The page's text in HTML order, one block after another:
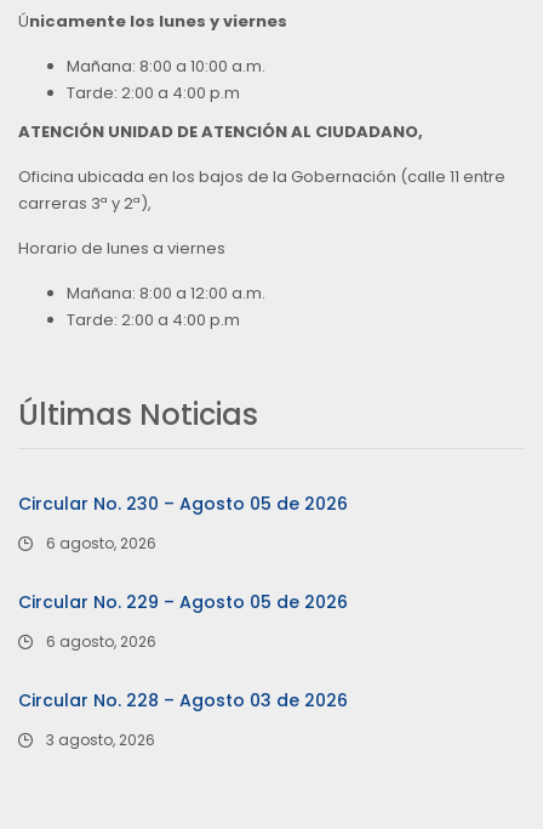
Únicamente los lunes y viernes
Mañana: 8:00 a 10:00 a.m.
Tarde: 2:00 a 4:00 p.m
ATENCIÓN UNIDAD DE ATENCIÓN AL CIUDADANO,
Oficina ubicada en los bajos de la Gobernación (calle 11 entre
carreras 3ª y 2ª),
Horario de lunes a viernes
Mañana: 8:00 a 12:00 a.m.
Tarde: 2:00 a 4:00 p.m
Últimas Noticias
Circular No. 230 – Agosto 05 de 2026
6 agosto, 2026
Circular No. 229 – Agosto 05 de 2026
6 agosto, 2026
Circular No. 228 – Agosto 03 de 2026
3 agosto, 2026